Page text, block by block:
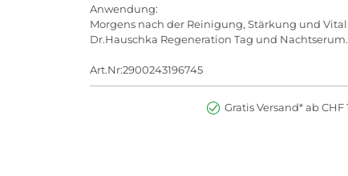
Anwendung:
Morgens nach der Reinigung, Stärkung und
Dr.Hauschka Regeneration Tag und
Art.Nr:2900243196745
Gratis Versand* ab CHF